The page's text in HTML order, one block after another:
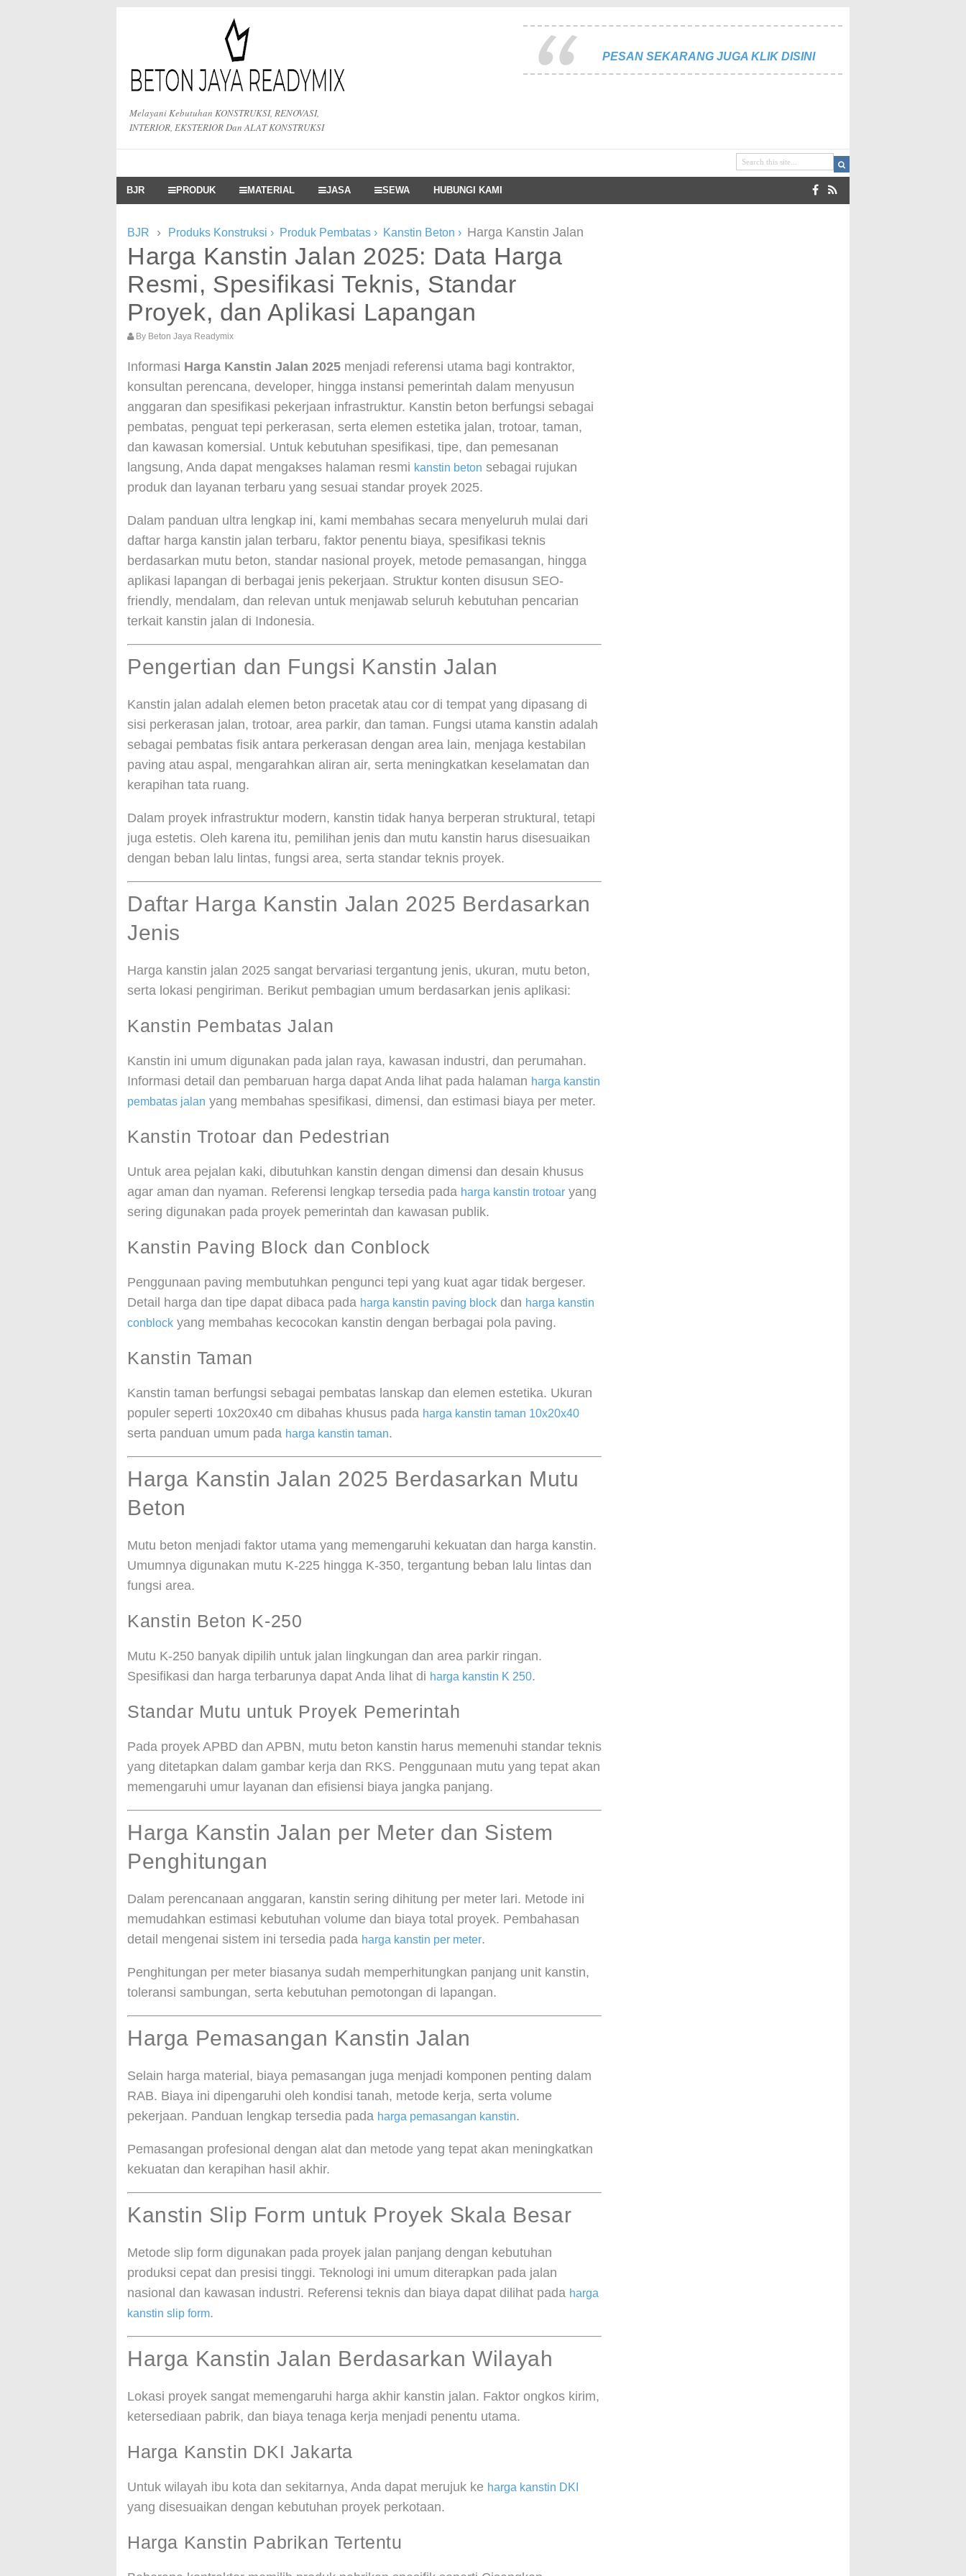
Melayani Kebutuhan KONSTRUKSI, RENOVASI,
INTERIOR, EKSTERIOR Dan ALAT KONSTRUKSI
PESAN SEKARANG JUGA KLIK DISINI
BJR PRODUK MATERIAL JASA SEWA HUBUNGI KAMI
BJR › Produks Konstruksi › Produk Pembatas › Kanstin Beton › Harga Kanstin Jalan
Harga Kanstin Jalan 2025: Data Harga
Resmi, Spesifikasi Teknis, Standar
Proyek, dan Aplikasi Lapangan
By Beton Jaya Readymix
Informasi Harga Kanstin Jalan 2025 menjadi referensi utama bagi kontraktor,
konsultan perencana, developer, hingga instansi pemerintah dalam menyusun
anggaran dan spesifikasi pekerjaan infrastruktur. Kanstin beton berfungsi sebagai
pembatas, penguat tepi perkerasan, serta elemen estetika jalan, trotoar, taman,
dan kawasan komersial. Untuk kebutuhan spesifikasi, tipe, dan pemesanan
langsung, Anda dapat mengakses halaman resmi kanstin beton sebagai rujukan
produk dan layanan terbaru yang sesuai standar proyek 2025.
Dalam panduan ultra lengkap ini, kami membahas secara menyeluruh mulai dari
daftar harga kanstin jalan terbaru, faktor penentu biaya, spesifikasi teknis
berdasarkan mutu beton, standar nasional proyek, metode pemasangan, hingga
aplikasi lapangan di berbagai jenis pekerjaan. Struktur konten disusun SEO-
friendly, mendalam, dan relevan untuk menjawab seluruh kebutuhan pencarian
terkait kanstin jalan di Indonesia.
Pengertian dan Fungsi Kanstin Jalan
Kanstin jalan adalah elemen beton pracetak atau cor di tempat yang dipasang di
sisi perkerasan jalan, trotoar, area parkir, dan taman. Fungsi utama kanstin adalah
sebagai pembatas fisik antara perkerasan dengan area lain, menjaga kestabilan
paving atau aspal, mengarahkan aliran air, serta meningkatkan keselamatan dan
kerapihan tata ruang.
Dalam proyek infrastruktur modern, kanstin tidak hanya berperan struktural, tetapi
juga estetis. Oleh karena itu, pemilihan jenis dan mutu kanstin harus disesuaikan
dengan beban lalu lintas, fungsi area, serta standar teknis proyek.
Daftar Harga Kanstin Jalan 2025 Berdasarkan
Jenis
Harga kanstin jalan 2025 sangat bervariasi tergantung jenis, ukuran, mutu beton,
serta lokasi pengiriman. Berikut pembagian umum berdasarkan jenis aplikasi:
Kanstin Pembatas Jalan
Kanstin ini umum digunakan pada jalan raya, kawasan industri, dan perumahan.
Informasi detail dan pembaruan harga dapat Anda lihat pada halaman harga kanstin
pembatas jalan yang membahas spesifikasi, dimensi, dan estimasi biaya per meter.
Kanstin Trotoar dan Pedestrian
Untuk area pejalan kaki, dibutuhkan kanstin dengan dimensi dan desain khusus
agar aman dan nyaman. Referensi lengkap tersedia pada harga kanstin trotoar yang
sering digunakan pada proyek pemerintah dan kawasan publik.
Kanstin Paving Block dan Conblock
Penggunaan paving membutuhkan pengunci tepi yang kuat agar tidak bergeser.
Detail harga dan tipe dapat dibaca pada harga kanstin paving block dan harga kanstin
conblock yang membahas kecocokan kanstin dengan berbagai pola paving.
Kanstin Taman
Kanstin taman berfungsi sebagai pembatas lanskap dan elemen estetika. Ukuran
populer seperti 10x20x40 cm dibahas khusus pada harga kanstin taman 10x20x40
serta panduan umum pada harga kanstin taman.
Harga Kanstin Jalan 2025 Berdasarkan Mutu
Beton
Mutu beton menjadi faktor utama yang memengaruhi kekuatan dan harga kanstin.
Umumnya digunakan mutu K-225 hingga K-350, tergantung beban lalu lintas dan
fungsi area.
Kanstin Beton K-250
Mutu K-250 banyak dipilih untuk jalan lingkungan dan area parkir ringan.
Spesifikasi dan harga terbarunya dapat Anda lihat di harga kanstin K 250.
Standar Mutu untuk Proyek Pemerintah
Pada proyek APBD dan APBN, mutu beton kanstin harus memenuhi standar teknis
yang ditetapkan dalam gambar kerja dan RKS. Penggunaan mutu yang tepat akan
memengaruhi umur layanan dan efisiensi biaya jangka panjang.
Harga Kanstin Jalan per Meter dan Sistem
Penghitungan
Dalam perencanaan anggaran, kanstin sering dihitung per meter lari. Metode ini
memudahkan estimasi kebutuhan volume dan biaya total proyek. Pembahasan
detail mengenai sistem ini tersedia pada harga kanstin per meter.
Penghitungan per meter biasanya sudah memperhitungkan panjang unit kanstin,
toleransi sambungan, serta kebutuhan pemotongan di lapangan.
Harga Pemasangan Kanstin Jalan
Selain harga material, biaya pemasangan juga menjadi komponen penting dalam
RAB. Biaya ini dipengaruhi oleh kondisi tanah, metode kerja, serta volume
pekerjaan. Panduan lengkap tersedia pada harga pemasangan kanstin.
Pemasangan profesional dengan alat dan metode yang tepat akan meningkatkan
kekuatan dan kerapihan hasil akhir.
Kanstin Slip Form untuk Proyek Skala Besar
Metode slip form digunakan pada proyek jalan panjang dengan kebutuhan
produksi cepat dan presisi tinggi. Teknologi ini umum diterapkan pada jalan
nasional dan kawasan industri. Referensi teknis dan biaya dapat dilihat pada harga
kanstin slip form.
Harga Kanstin Jalan Berdasarkan Wilayah
Lokasi proyek sangat memengaruhi harga akhir kanstin jalan. Faktor ongkos kirim,
ketersediaan pabrik, dan biaya tenaga kerja menjadi penentu utama.
Harga Kanstin DKI Jakarta
Untuk wilayah ibu kota dan sekitarnya, Anda dapat merujuk ke harga kanstin DKI
yang disesuaikan dengan kebutuhan proyek perkotaan.
Harga Kanstin Pabrikan Tertentu